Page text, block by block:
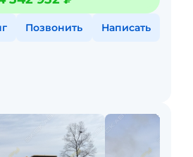
Позвонить Написать